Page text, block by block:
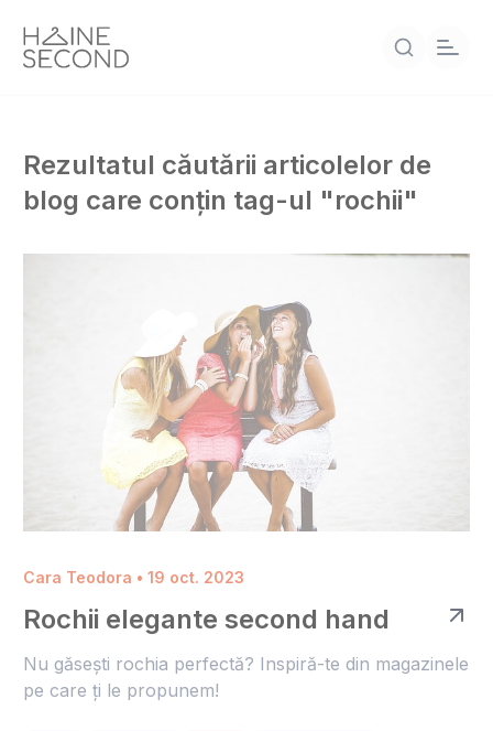
Rezultatul căutării articolelor de
blog care conțin tag-ul "rochii"
Cara Teodora • 19 oct. 2023
Rochii elegante second hand
Nu găsești rochia perfectă? Inspiră-te din magazinele
pe care ți le propunem!